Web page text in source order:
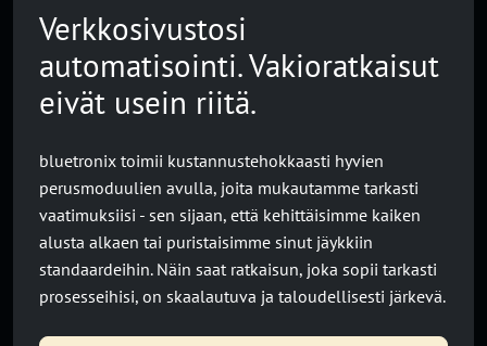
Verkkosivustosi
automatisointi. Vakioratkaisut
eivät usein riitä.
bluetronix toimii kustannustehokkaasti hyvien
perusmoduulien avulla, joita mukautamme tarkasti
vaatimuksiisi - sen sijaan, että kehittäisimme kaiken
alusta alkaen tai puristaisimme sinut jäykkiin
standaardeihin. Näin saat ratkaisun, joka sopii tarkasti
prosesseihisi, on skaalautuva ja taloudellisesti järkevä.